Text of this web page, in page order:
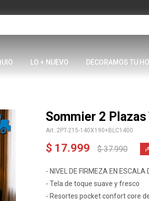
LO + NUEVO DECORAMOS TU
Sommier 2
2PT-215-140X190+BLC1400
$ 17.999 $ 37.990
- NIVEL DE FIRMEZA EN ESCALA
- Tela de toque suave y fresco
- Resortes pocket confort core